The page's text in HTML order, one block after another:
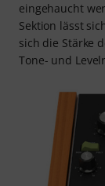
eingehaucht
Sektion lässt
sich die Stärke
Tone- und